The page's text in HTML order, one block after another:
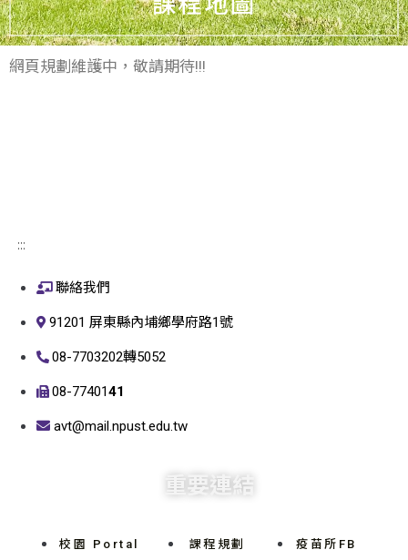
網頁規劃維護中，敬請期待!!!
:::
聯絡我們
91201 屏東縣內埔鄉學府路1號
08-7703202轉5052
08-7740141
avt@mail.npust.edu.tw
重要連結
校園 Portal 課程規劃 疫苗所FB